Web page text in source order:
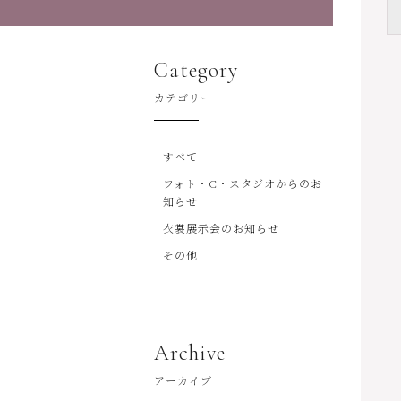
Category
カテゴリー
すべて
フォト・C・スタジオからのお
知らせ
衣裳展示会のお知らせ
その他
Archive
アーカイブ